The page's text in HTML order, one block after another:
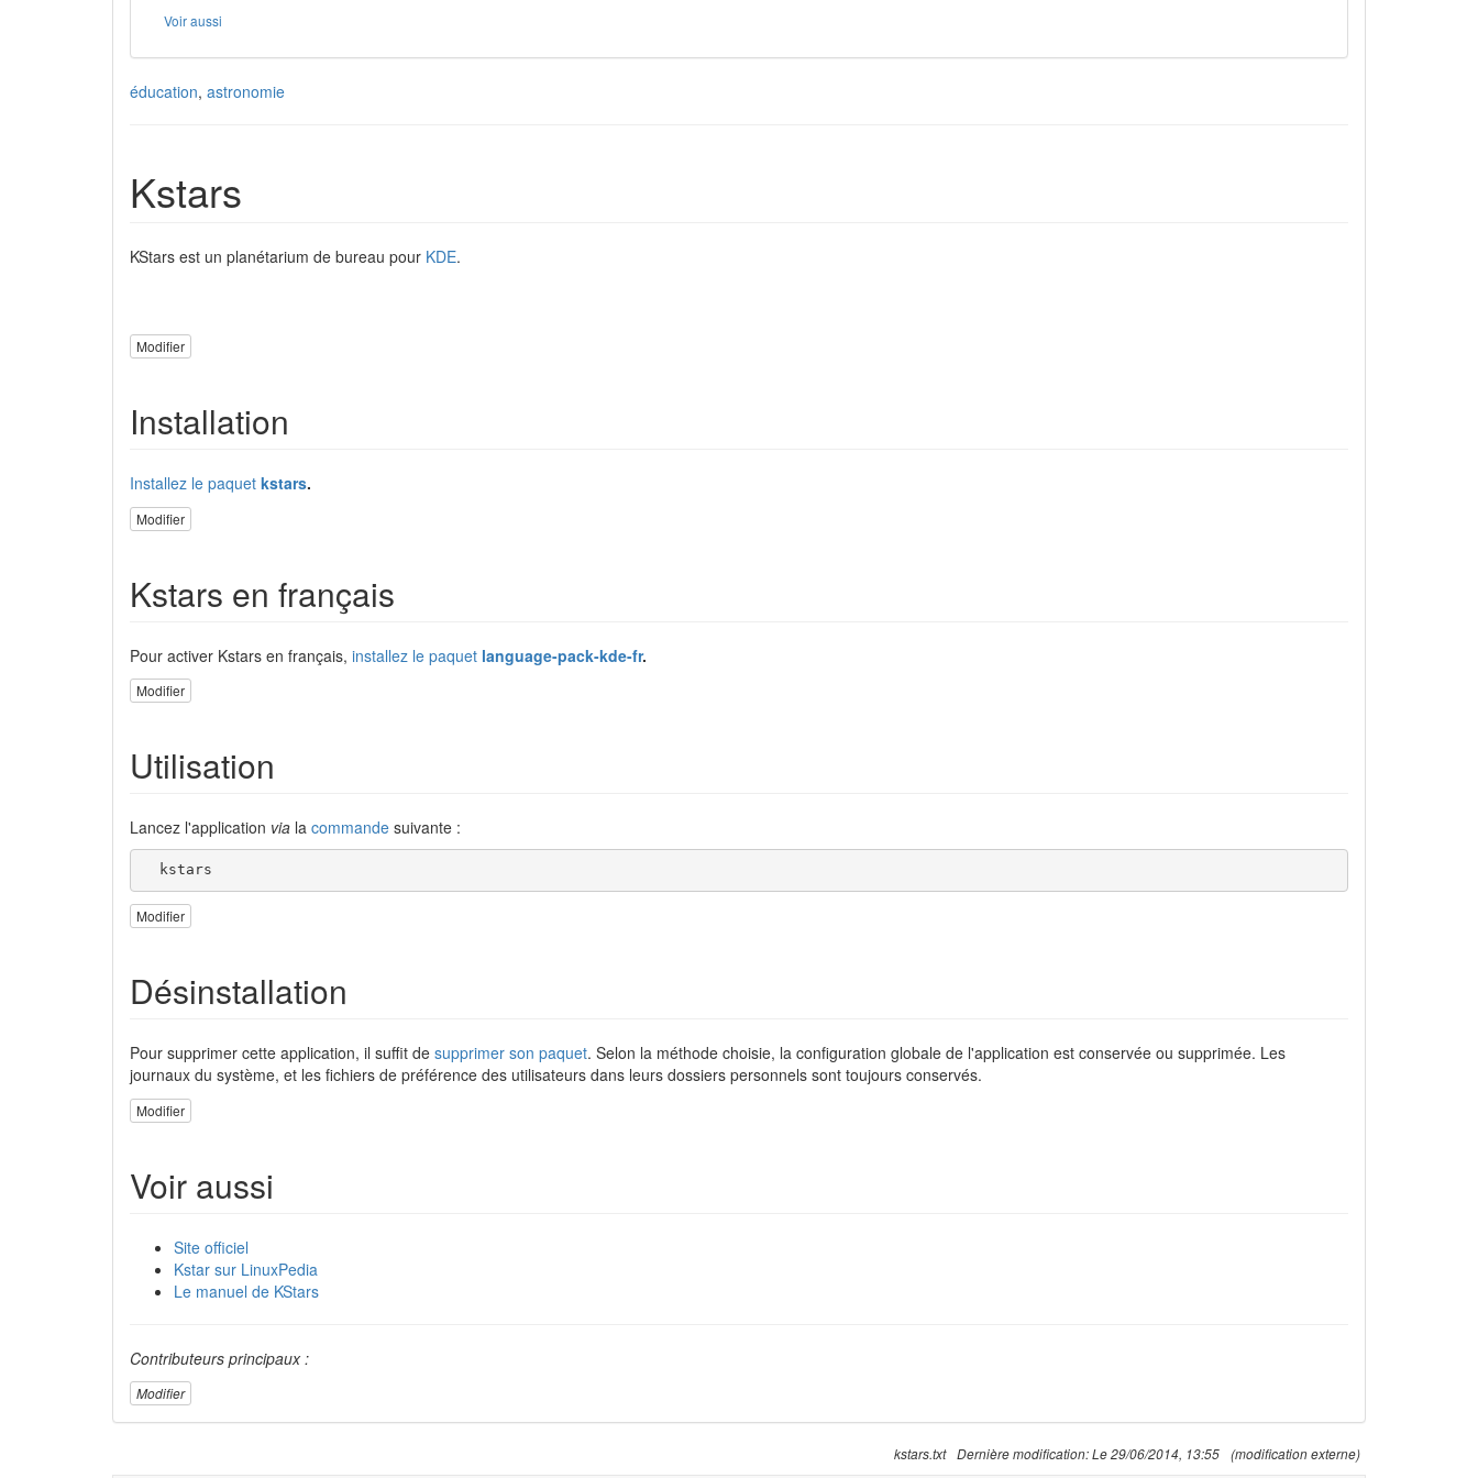
Voir aussi
éducation, astronomie
Kstars
KStars est un planétarium de bureau pour KDE.
Modifier
Installation
Installez le paquet kstars.
Modifier
Kstars en français
Pour activer Kstars en français, installez le paquet language-pack-kde-fr.
Modifier
Utilisation
Lancez l'application via la commande suivante :
  kstars
Modifier
Désinstallation
Pour supprimer cette application, il suffit de supprimer son paquet. Selon la méthode choisie, la configuration globale de l'application est conservée ou supprimée. Les
journaux du système, et les fichiers de préférence des utilisateurs dans leurs dossiers personnels sont toujours conservés.
Modifier
Voir aussi
Site officiel
Kstar sur LinuxPedia
Le manuel de KStars
Contributeurs principaux :
Modifier
kstars.txt Dernière modification:Le 29/06/2014, 13:55 (modification externe)